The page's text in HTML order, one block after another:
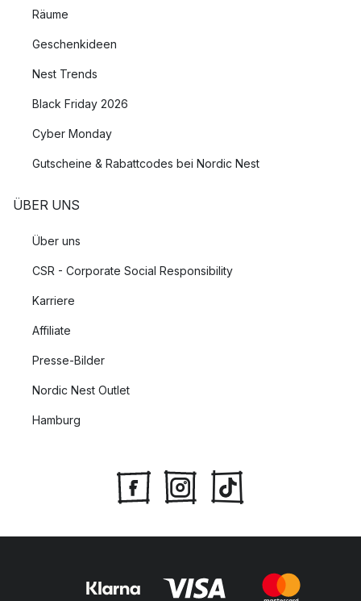
Räume
Geschenkideen
Nest Trends
Black Friday 2026
Cyber Monday
Gutscheine & Rabattcodes bei Nordic Nest
ÜBER UNS
Über uns
CSR - Corporate Social Responsibility
Karriere
Affiliate
Presse-Bilder
Nordic Nest Outlet
Hamburg